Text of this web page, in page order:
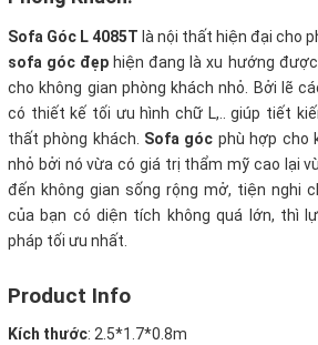
Sofa Góc L 4085T là nội thất hiện đại cho
sofa góc đẹp hiện đang là xu hướng
cho không gian phòng khách nhỏ. Bởi lẽ
có thiết kế tối ưu hình chữ L,.. giúp tiết
thất phòng khách. Sofa góc phù hợp cho
nhỏ bởi nó vừa có giá trị thẩm mỹ cao lại
đến không gian sống rộng mở, tiện nghi
của bạn có diện tích không quá lớn, thì
pháp tối ưu nhất.
Product Info
Kích thước: 2.5*1.7*0.8m